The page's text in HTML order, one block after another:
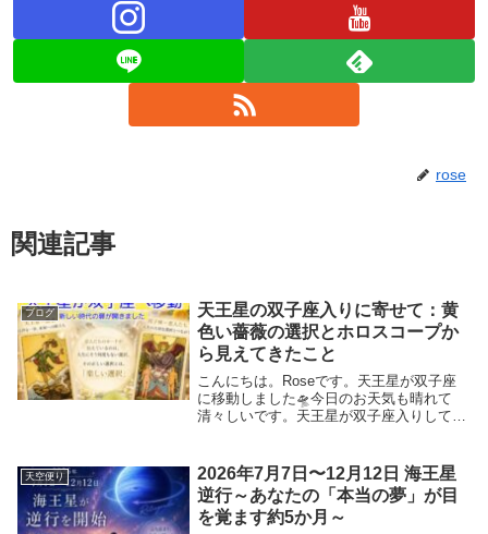
rose
関連記事
ブログ
天王星の双子座入りに寄せて：黄
色い薔薇の選択とホロスコープか
ら見えてきたこと
こんにちは。Roseです。天王星が双子座
に移動しました🛸今日のお天気も晴れて
清々しいです。天王星が双子座入りして、
た、その時に。オフィスの片隅で、一輪の
黄色い薔薇が花開きま...
天空便り
2026年7月7日〜12月12日 海王星
逆行～あなたの「本当の夢」が目
を覚ます約5か月～